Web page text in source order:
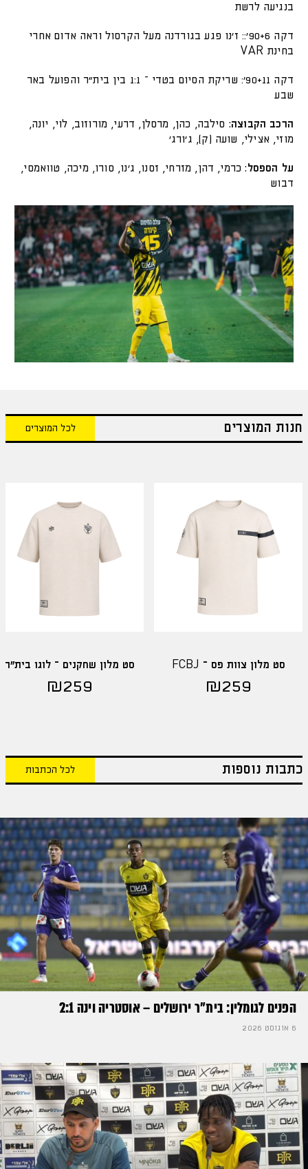
בנגיעה לרשת
דקה 90+6׳:: ז'נו פגע בגורדנה מעל הקרסול וראה אדום אחרי
בחינת VAR
דקה 90+11׳: שריקת הסיום בטדי – 1:1 בין בית״ר והפועל באר
שבע
הרכב הקבוצה: סילבה, כהן, מרסלן, דרעי, מורוזוב, לוי, יונה,
מוזי, אצילי, שועה (ק), ג׳ורג׳
על הספסל: כרמי, דהן, מזרחי, זסנו, ג׳נו, סורו, מיכה, טוואמסי,
דבוש
חנות המוצרים לכל המוצרים
סט מלון צוות פס – FCBJ
₪259
סט מלון שחקנים – לוגו בית"ר
₪259
כתבות נוספות לכל הכתבות
הפנים לגומלין: בית״ר ירושלים – אוסטריה וינה 2:1
6 אוגוסט 2026